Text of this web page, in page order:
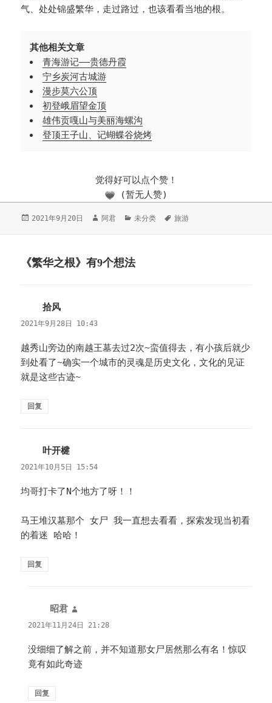
气、处处锦盛繁华，走过路过，也该看看当地的根。
其他相关文章
青海游记——贵德丹霞
宁乡炭河古城游
漫步莫六公顶
初登峨眉望金顶
雄伟贡嘎山与美丽海螺沟
登顶王子山、记蝴蝶谷烧烤
觉得好可以点个赞！
(暂无人赞)
发
2021年9月20日
作
阿君
分
未分类
标
旅游
《繁华之根》有9个想法
拾风
道：
2021年9月28日 10:43
越秀山旁边的南越王墓去过2次~蛮值得去，有小孩后就少
到处看了~确实一个城市的灵魂是历史文化，文化的见证
就是这些古迹~
回复
叶开楗
道：
2021年10月5日 15:54
均哥打卡了N个地方了呀！！
马王堆汉墓那个 女尸 我一直想去看看，探索发现当初看
的着迷 哈哈！
回复
昭君
道：
2021年11月24日 21:28
没细细了解之前，并不知道那女尸居然那么有名！惊叹
竟有如此奇迹
回复